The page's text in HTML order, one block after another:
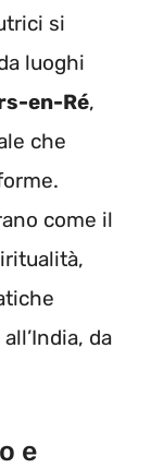
si
luoghi
en-Ré,
che
come il
da
e